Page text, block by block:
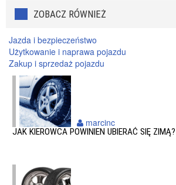
ZOBACZ RÓWNIEŻ
Jazda i bezpieczeństwo
Użytkowanie i naprawa pojazdu
Zakup i sprzedaż pojazdu
JAK KIEROWCA POWINIEN UBIERAĆ SIĘ ZIMĄ?
marcinc